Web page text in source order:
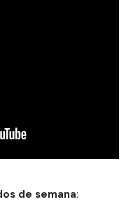
de semana: